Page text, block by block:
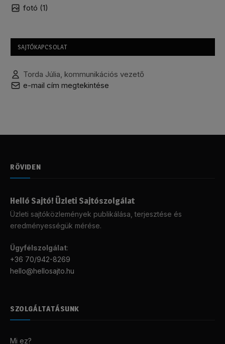
fotó (1)
SAJTÓKAPCSOLAT
Torda Júlia, kommunikációs vezető
e-mail cím megtekintése
RÖVIDEN
Helló Sajtó! Üzleti Sajtószolgálat
Üzleti sajtóközlemények publikálása, terjesztése és
eredményességük mérése.
Ügyfélszolgálat:
+36 70/942-8269
hello@hellosajto.hu
SZOLGÁLTATÁSUNK
Mi ez?